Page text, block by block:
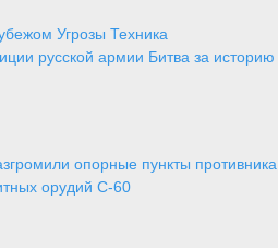
Угрозы Техника
русской армии Битва за историю
опорные пункты противника
орудий С-60